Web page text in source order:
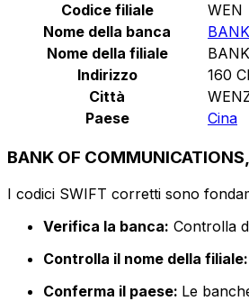
Codice filiale
WEN
Nome della banca
Nome della filiale
Indirizzo
160
Città
Paese
Cina
BANK OF
I codici SWIFT corretti sono
Verifica la banca: Controlla
Controlla il nome della filiale:
Conferma il paese: Le